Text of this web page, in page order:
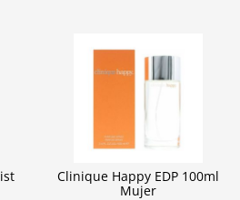
Clinique Happy EDP 100ml
Mujer